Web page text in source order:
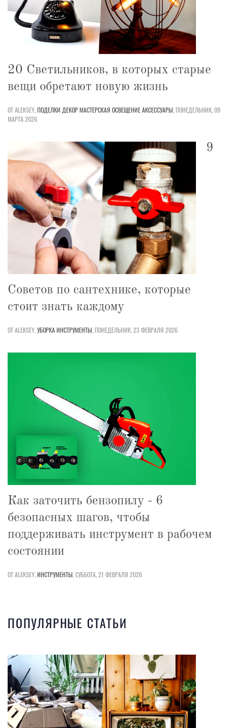
20 Светильников, в которых старые
вещи обретают новую жизнь
ОТ ALEKSEY,ПОДЕЛКИ ДЕКОРМАСТЕРСКАЯ ОСВЕЩЕНИЕАКСЕССУАРЫ,ПОНЕДЕЛЬНИК, 09
МАРТА 2026
9
Советов по сантехнике, которые
стоит знать каждому
ОТ ALEKSEY,УБОРКАИНСТРУМЕНТЫ,ПОНЕДЕЛЬНИК, 23 ФЕВРАЛЯ 2026
Как заточить бензопилу - 6
безопасных шагов, чтобы
поддерживать инструмент в рабочем
состоянии
ОТ ALEKSEY,ИНСТРУМЕНТЫ,СУББОТА, 21 ФЕВРАЛЯ 2026
ПОПУЛЯРНЫЕ СТАТЬИ